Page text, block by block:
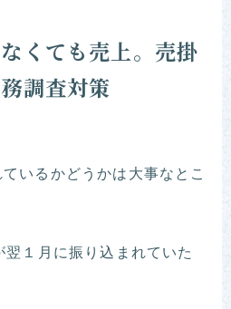
くても売上。売掛
調査対策
いるかどうかは大事なとこ
１月に振り込まれていた